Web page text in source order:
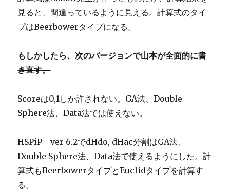
見ると、間違っているように見える。計算式のタイ
プはBeerbowerタイプになる。
もしかしたら、次のバージョンで山本が全面的に書
き直す。
Scoreは0,1しか許されない。GA法、Double
Sphere法、Data法では使えない。
HSPiP ver 6.2でdHdo, dHac分割はGA法、
Double Sphere法、Data法で使えるようにした。計
算式もBeerbowerタイプとEuclidタイプを計算す
る。